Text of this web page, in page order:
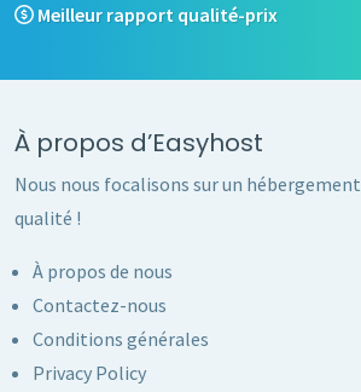
Meilleur rapport qualité-prix
À propos d’Easyhost
Nous nous focalisons sur un
qualité !
À propos de nous
Contactez-nous
Conditions générales
Privacy Policy